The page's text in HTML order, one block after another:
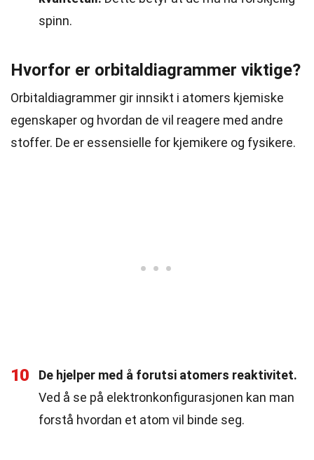
spinn.
Hvorfor er orbitaldiagrammer viktige?
Orbitaldiagrammer gir innsikt i atomers kjemiske
egenskaper og hvordan de vil reagere med andre
stoffer. De er essensielle for kjemikere og fysikere.
10
De hjelper med å forutsi atomers reaktivitet.
Ved å se på elektronkonfigurasjonen kan man
forstå hvordan et atom vil binde seg.